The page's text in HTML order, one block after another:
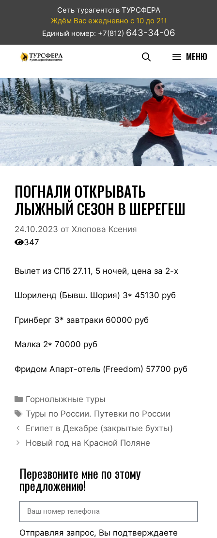
Сеть турагентств ТУРСФЕРА
Ждём Вас ежедневно с 10 до 21!
Единый номер: +7(812) 643-34-06
МЕНЮ
ПОГНАЛИ ОТКРЫВАТЬ
ЛЫЖНЫЙ СЕЗОН В ШЕРЕГЕШ
24.10.2023 от Хлопова Ксения
347
Вылет из СПб 27.11, 5 ночей, цена за 2-х
Шориленд (Бывш. Шория) 3* 45130 руб
Гринберг 3* завтраки 60000 руб
Малка 2* 70000 руб
Фридом Апарт-отель (Freedom) 57700 руб
Горнолыжные туры
Туры по России. Путевки по России
Египет в Декабре (закрытые бухты)
Новый год на Красной Поляне
Перезвоните мне по этому
предложению!
Отправляя запрос, Вы подтверждаете